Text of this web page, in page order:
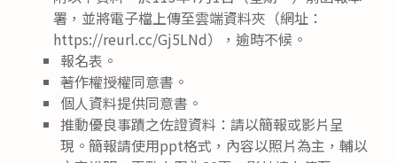
署，並將電子檔上傳至雲端資料夾（網址：
https://reurl.cc/Gj5LNd），逾時不候。
報名表。
著作權授權同意書。
個人資料提供同意書。
推動優良事蹟之佐證資料：請以簡報或影片呈
現。簡報請使用ppt格式，內容以照片為主，輔以